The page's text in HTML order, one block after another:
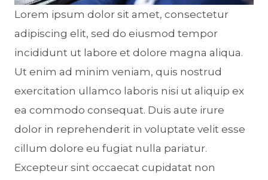
Lorem ipsum dolor sit amet, consectetur
adipiscing elit, sed do eiusmod tempor
incididunt ut labore et dolore magna aliqua.
Ut enim ad minim veniam, quis nostrud
exercitation ullamco laboris nisi ut aliquip ex
ea commodo consequat. Duis aute irure
dolor in reprehenderit in voluptate velit esse
cillum dolore eu fugiat nulla pariatur.
Excepteur sint occaecat cupidatat non